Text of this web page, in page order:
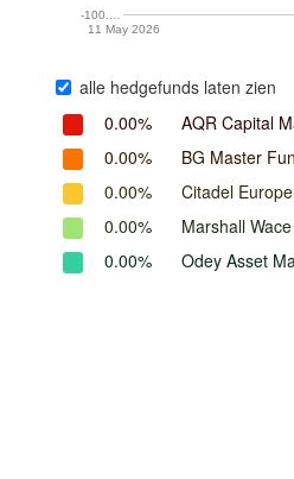
11 May 2026
-100.…
alle hedgefunds laten zien
0.00%
AQR Capital
0.00%
BG Master
0.00%
Citadel Europe
0.00%
Marshall Wace
0.00%
Odey Asset